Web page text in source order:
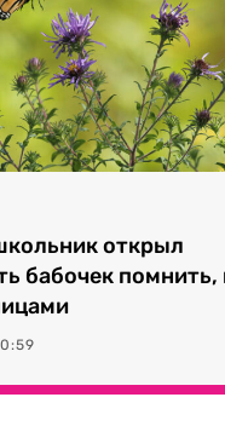
открыл
бабочек помнить,